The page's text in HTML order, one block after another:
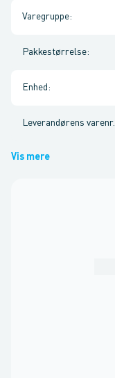
Varegruppe:
Pakkestørrelse:
Enhed :
Leverandørens varenr.
Vis mere